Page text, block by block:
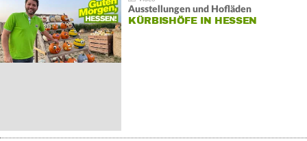
Ausstellungen und Hofläden
KÜRBISHÖFE IN HESSEN